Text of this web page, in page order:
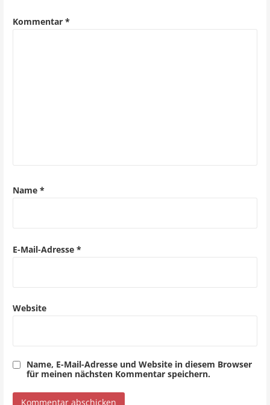
a
a
o
Kommentar *
Name *
E-Mail-Adresse *
Website
Name, E-Mail-Adresse und Website in diesem Browser
für meinen nächsten Kommentar speichern.